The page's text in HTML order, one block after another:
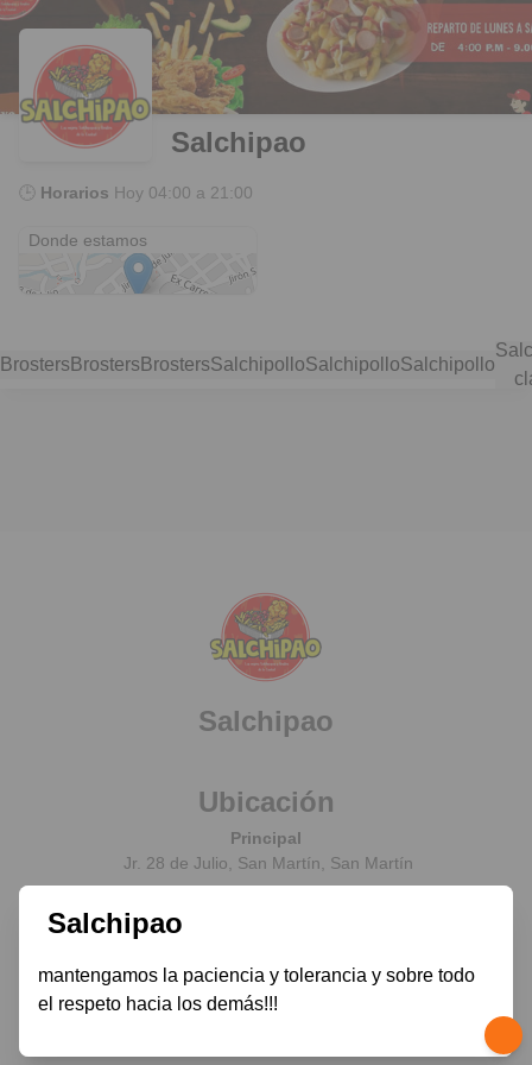
Salchipao
🕒 Horarios Hoy 04:00 a 21:00
Donde estamos
Brosters Brosters BrostersSalchipolloSalchipolloSalchipollo
Salchipao
Ubicación
Principal
Jr. 28 de Julio, San Martín, San Martín
© 2026 Salchipao
Salchipao
mantengamos la paciencia y tolerancia y sobre todo
el respeto hacia los demás!!!